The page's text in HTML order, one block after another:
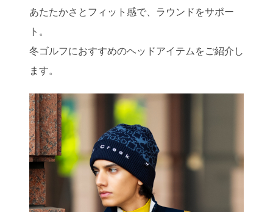
あたたかさとフィット感で、ラウンドをサポー
ト。
冬ゴルフにおすすめのヘッドアイテムをご紹介し
ます。